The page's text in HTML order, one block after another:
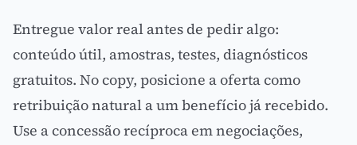
Entregue valor real antes de pedir algo:
conteúdo útil, amostras, testes, diagnósticos
gratuitos. No copy, posicione a oferta como
retribuição natural a um benefício já recebido.
Use a concessão recíproca em negociações,